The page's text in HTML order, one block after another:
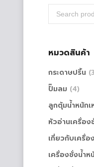
หมวดสินค้า
กระดาษปริ้น
ปั๊มลม (4)
ลูกตุ้มน้ำหนัก
หัวอ่านเครื่อ
เกี่ยวกับเครื่อ
เครื่องชั่งน้ำ